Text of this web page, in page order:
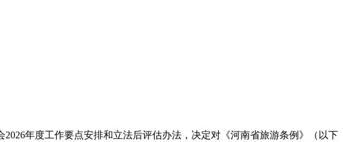
年度工作要点安排和立法后评估办法，决定对《河南省旅游条例》（以下